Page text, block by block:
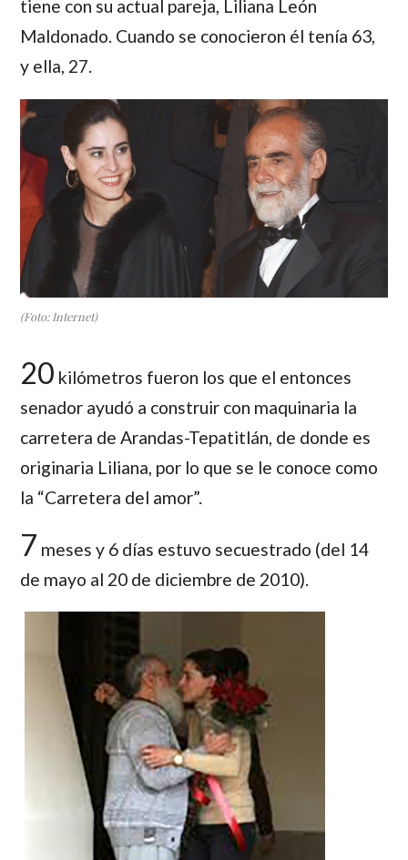
tiene con su actual pareja, Liliana León
Maldonado. Cuando se conocieron él tenía 63,
y ella, 27.
(Foto: Internet)
20 kilómetros fueron los que el entonces
senador ayudó a construir con maquinaria la
carretera de Arandas-Tepatitlán, de donde es
originaria Liliana, por lo que se le conoce como
la “Carretera del amor”.
7 meses y 6 días estuvo secuestrado (del 14
de mayo al 20 de diciembre de 2010).